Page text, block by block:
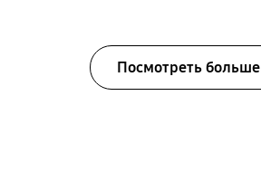
Посмотреть больше